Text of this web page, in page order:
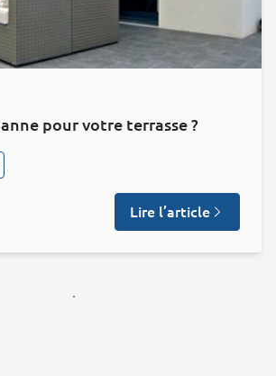
pour votre terrasse ?
Lire l’article